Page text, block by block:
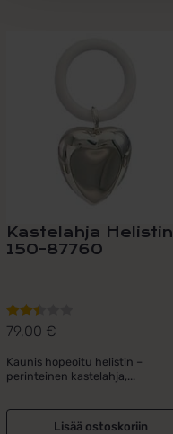
Kastelahja Helistin
150-87760
Arvostelu
2.50 /
79,00 €
Kaunis hopeoitu helistin –
perinteinen kastelahja,...
Lisää ostoskoriin